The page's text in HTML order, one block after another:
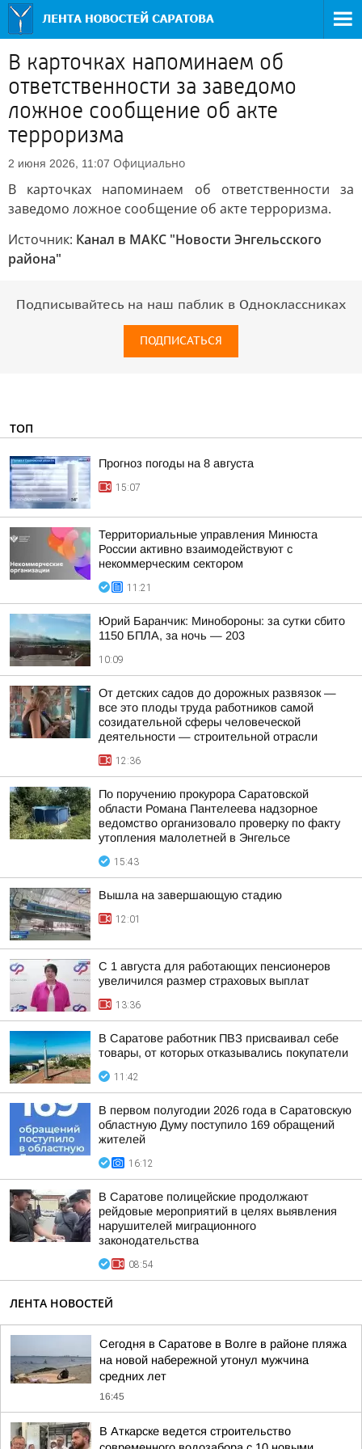
В карточках напоминаем об
ответственности за заведомо
ложное сообщение об акте
терроризма
2 июня 2026, 11:07 Официально
В карточках напоминаем об ответственности за
заведомо ложное сообщение об акте терроризма.
Источник: Канал в МАКС "Новости Энгельсского
района"
Подписывайтесь на наш паблик в Одноклассниках
ПОДПИСАТЬСЯ
ТОП
Прогноз погоды на 8 августа
15:07
Территориальные управления Минюста
России активно взаимодействуют с
некоммерческим сектором
11:21
Юрий Баранчик: Минобороны: за сутки сбито
1150 БПЛА, за ночь — 203
10:09
От детских садов до дорожных развязок —
все это плоды труда работников самой
созидательной сферы человеческой
деятельности — строительной отрасли
12:36
По поручению прокурора Саратовской
области Романа Пантелеева надзорное
ведомство организовало проверку по факту
утопления малолетней в Энгельсе
15:43
Вышла на завершающую стадию
12:01
С 1 августа для работающих пенсионеров
увеличился размер страховых выплат
13:36
В Саратове работник ПВЗ присваивал себе
товары, от которых отказывались покупатели
11:42
В первом полугодии 2026 года в Саратовскую
областную Думу поступило 169 обращений
жителей
16:12
В Саратове полицейские продолжают
рейдовые мероприятий в целях выявления
нарушителей миграционного
законодательства
08:54
ЛЕНТА НОВОСТЕЙ
Сегодня в Саратове в Волге в районе пляжа
на новой набережной утонул мужчина
средних лет
16:45
В Аткарске ведется строительство